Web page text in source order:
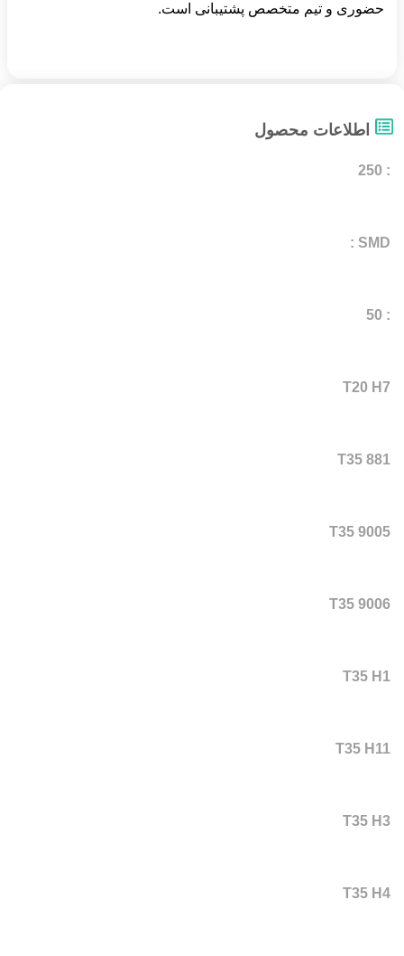
حضوری و تیم متخصص پشتیبانی است.
اطلاعات محصول
: 250
SMD :
: 50
T20 H7
T35 881
T35 9005
T35 9006
T35 H1
T35 H11
T35 H3
T35 H4